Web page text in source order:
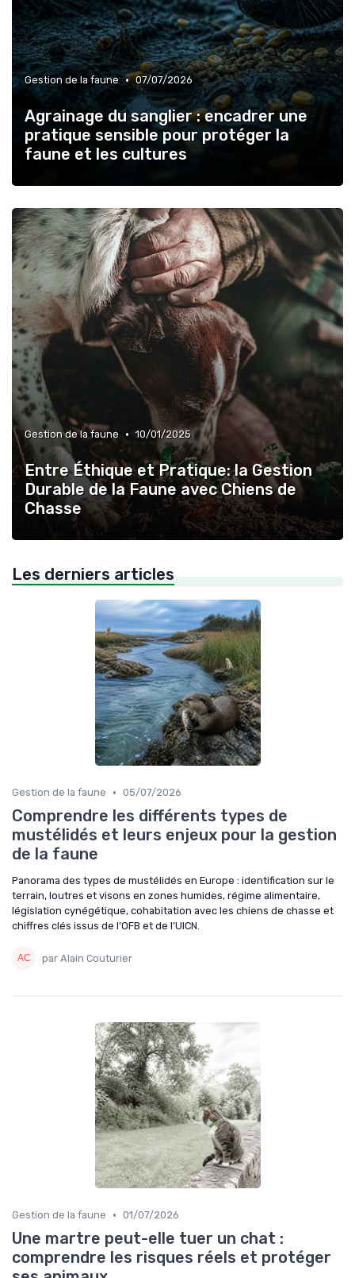
Gestion de la faune • 07/07/2026
Agrainage du sanglier : encadrer une
pratique sensible pour protéger la
faune et les cultures
Gestion de la faune • 10/01/2025
Entre Éthique et Pratique: la Gestion
Durable de la Faune avec Chiens de
Chasse
Les derniers articles
Gestion de la faune • 05/07/2026
Comprendre les différents types de
mustélidés et leurs enjeux pour la gestion
de la faune
Panorama des types de mustélidés en Europe : identification sur le
terrain, loutres et visons en zones humides, régime alimentaire,
législation cynégétique, cohabitation avec les chiens de chasse et
chiffres clés issus de l’OFB et de l’UICN.
par Alain Couturier
Gestion de la faune • 01/07/2026
Une martre peut-elle tuer un chat :
comprendre les risques réels et protéger